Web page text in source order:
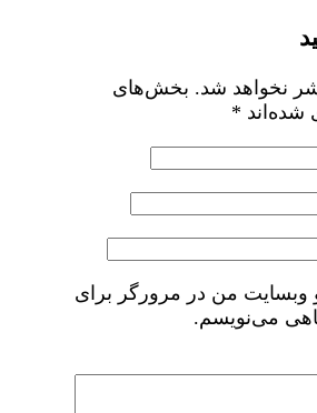
نخواهد شد. بخش‌های
شده‌اند *
و وبسایت من در مرورگر برای
می‌نویسم.